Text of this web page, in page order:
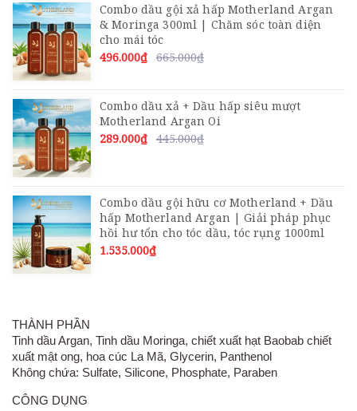
Combo dầu gội xả hấp Motherland Argan
& Moringa 300ml | Chăm sóc toàn diện
cho mái tóc
496.000₫ 665.000₫
Combo dầu xả + Dầu hấp siêu mượt
Motherland Argan Oi
289.000₫ 445.000₫
Combo dầu gội hữu cơ Motherland + Dầu
hấp Motherland Argan | Giải pháp phục
hồi hư tổn cho tóc dầu, tóc rụng 1000ml
1.535.000₫
THÀNH PHẦN
Tinh dầu Argan, Tinh dầu Moringa, chiết xuất hạt Baobab chiết
xuất mật ong, hoa cúc La Mã, Glycerin, Panthenol
Không chứa: Sulfate, Silicone, Phosphate, Paraben
CÔNG DỤNG